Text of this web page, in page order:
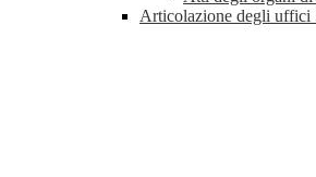
Articolazione degli uffici